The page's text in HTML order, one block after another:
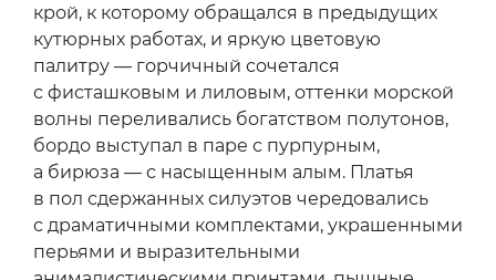
крой, к которому обращался в предыдущих
кутюрных работах, и яркую цветовую
палитру — горчичный сочетался
с фисташковым и лиловым, оттенки морской
волны переливались богатством полутонов,
бордо выступал в паре с пурпурным,
а бирюза — с насыщенным алым. Платья
в пол сдержанных силуэтов чередовались
с драматичными комплектами, украшенными
перьями и выразительными